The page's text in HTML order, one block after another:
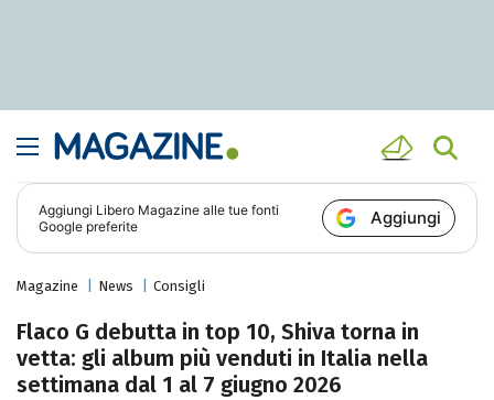
Aggiungi Libero Magazine alle tue fonti
Google preferite
Aggiungi
Magazine News Consigli
Flaco G debutta in top 10, Shiva torna in
vetta: gli album più venduti in Italia nella
settimana dal 1 al 7 giugno 2026